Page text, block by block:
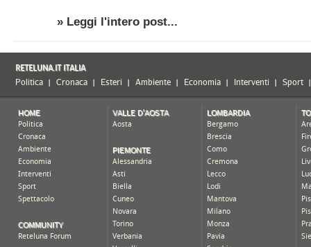
» Leggi l'intero post...